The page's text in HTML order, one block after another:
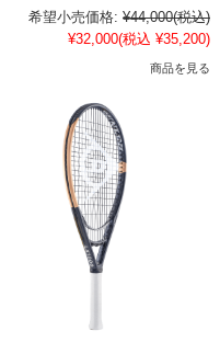
希望小売価格: ¥44,000(税込)
¥32,000(税込 ¥35,200)
商品を見る